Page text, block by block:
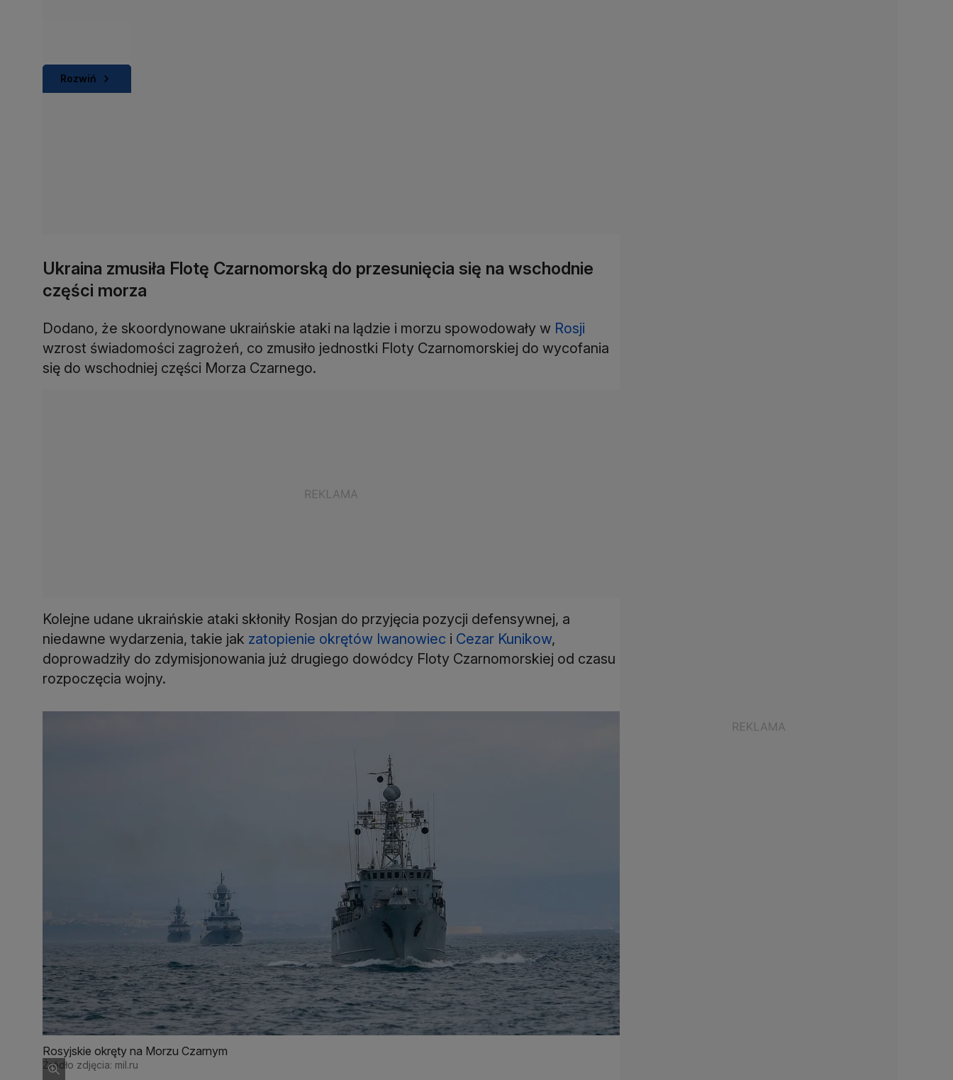
Rozwiń
Ukraina zmusiła Flotę Czarnomorską do przesunięcia się na wschodnie
części morza
Dodano, że skoordynowane ukraińskie ataki na lądzie i morzu spowodowały w Rosji
wzrost świadomości zagrożeń, co zmusiło jednostki Floty Czarnomorskiej do wycofania
się do wschodniej części Morza Czarnego.
Kolejne udane ukraińskie ataki skłoniły Rosjan do przyjęcia pozycji defensywnej, a
niedawne wydarzenia, takie jak zatopienie okrętów Iwanowiec i Cezar Kunikow,
doprowadziły do zdymisjonowania już drugiego dowódcy Floty Czarnomorskiej od czasu
rozpoczęcia wojny.
Rosyjskie okręty na Morzu Czarnym
Źródło zdjęcia: mil.ru